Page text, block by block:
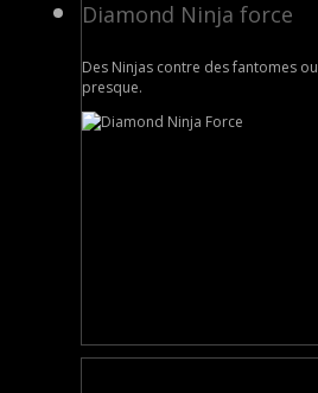
Diamond Ninja force
Des Ninjas contre des fantomes ou
presque.